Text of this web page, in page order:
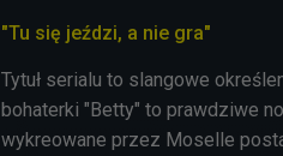
"Tu się jeździ, a nie gra"
Tytuł serialu to slangowe
bohaterki "Betty" to prawdziwe
wykreowane przez Moselle